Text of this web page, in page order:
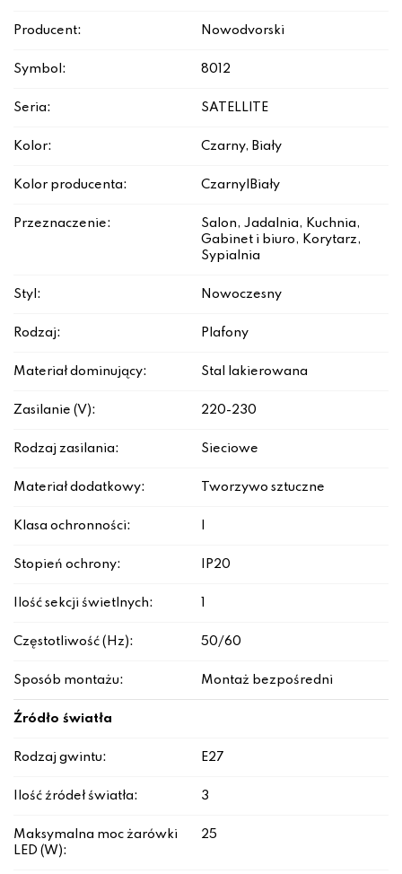
Producent: Nowodvorski
Symbol: 8012
Seria: SATELLITE
Kolor: Czarny, Biały
Kolor producenta: Czarny|Biały
Przeznaczenie:
Salon, Jadalnia, Kuchnia,
Gabinet i biuro, Korytarz,
Sypialnia
Styl: Nowoczesny
Rodzaj: Plafony
Materiał dominujący: Stal lakierowana
Zasilanie (V): 220-230
Rodzaj zasilania: Sieciowe
Materiał dodatkowy: Tworzywo sztuczne
Klasa ochronności:
Stopień ochrony: IP20
Ilość sekcji świetlnych:
Częstotliwość (Hz): 50/60
Sposób montażu: Montaż bezpośredni
Źródło światła
Rodzaj gwintu: E27
Ilość źródeł światła: 3
Maksymalna moc żarówki
LED (W):
25